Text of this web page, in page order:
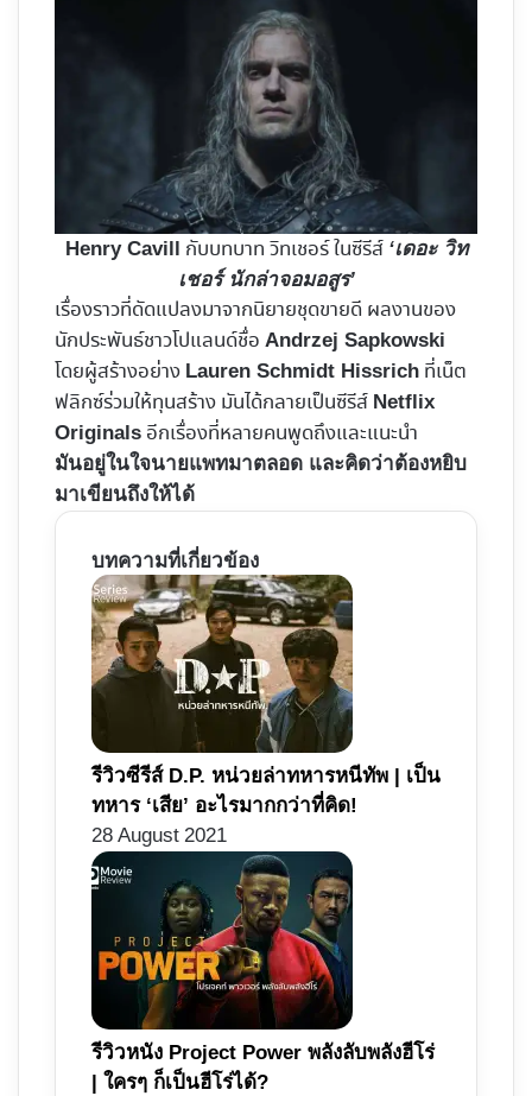
Henry Cavill กับบทบาท วิทเชอร์ ในซีรีส์ ‘เดอะ วิท
เชอร์ นักล่าจอมอสูร’
เรื่องราวที่ดัดแปลงมาจากนิยายชุดขายดี ผลงานของ
นักประพันธ์ชาวโปแลนด์ชื่อ Andrzej Sapkowski
โดยผู้สร้างอย่าง Lauren Schmidt Hissrich ที่เน็ต
ฟลิกซ์ร่วมให้ทุนสร้าง มันได้กลายเป็นซีรีส์ Netflix
Originals อีกเรื่องที่หลายคนพูดถึงและแนะนำ
มันอยู่ในใจนายแพทมาตลอด และคิดว่าต้องหยิบ
มาเขียนถึงให้ได้
บทความที่เกี่ยวข้อง
รีวิวซีรีส์ D.P. หน่วยล่าทหารหนีทัพ | เป็น
ทหาร ‘เสีย’ อะไรมากกว่าที่คิด!
28 August 2021
รีวิวหนัง Project Power พลังลับพลังฮีโร่
| ใครๆ ก็เป็นฮีโร่ได้?